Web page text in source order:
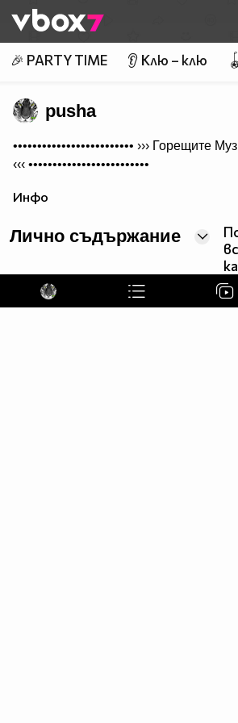
👾
🎉 PARTY TIME 👂 Клю – клю
pusha
••••••••••••••••••••••••• ››› Горещите
‹‹‹ •••••••••••••••••••••••••
Инфо
Лично съдържание